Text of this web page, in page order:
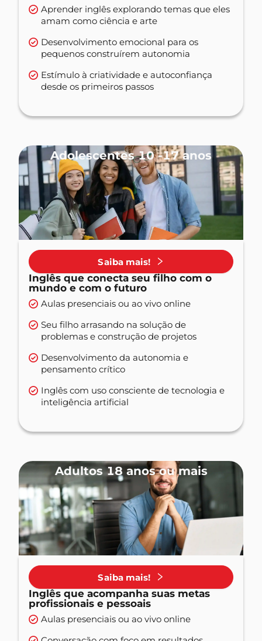
Aprender inglês explorando temas que eles
amam como ciência e arte
Desenvolvimento emocional para os
pequenos construírem autonomia
Estímulo à criatividade e autoconfiança
desde os primeiros passos
Adolescentes 10 -17 anos
Saiba mais!
Inglês que conecta seu filho com o
mundo e com o futuro
Aulas presenciais ou ao vivo online
Seu filho arrasando na solução de
problemas e construção de projetos
Desenvolvimento da autonomia e
pensamento crítico
Inglês com uso consciente de tecnologia e
inteligência artificial
Adultos 18 anos ou mais
Saiba mais!
Inglês que acompanha suas metas
profissionais e pessoais
Aulas presenciais ou ao vivo online